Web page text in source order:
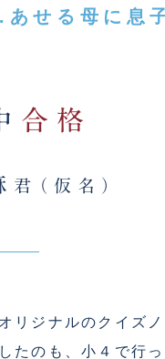
せる母に息
合格
君（仮名）
ジナルのクイズ
たのも、小４で行